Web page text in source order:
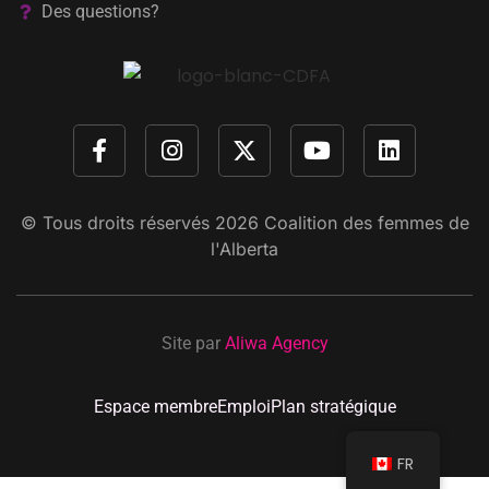
Des questions?
© Tous droits réservés 2026 Coalition des femmes de
l'Alberta
Site parAliwa Agency
Espace membreEmploiPlan stratégique
FR